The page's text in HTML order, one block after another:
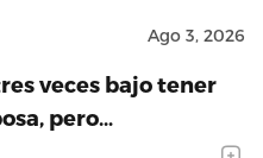
Ago 3, 2026
veces bajo tener
pero…